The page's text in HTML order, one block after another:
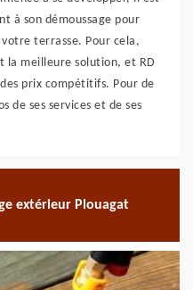
à son démoussage pour
terrasse. Pour cela,
la meilleure solution, et RD
des prix compétitifs. Pour de
de ses services et de ses
extérieur Plouagat